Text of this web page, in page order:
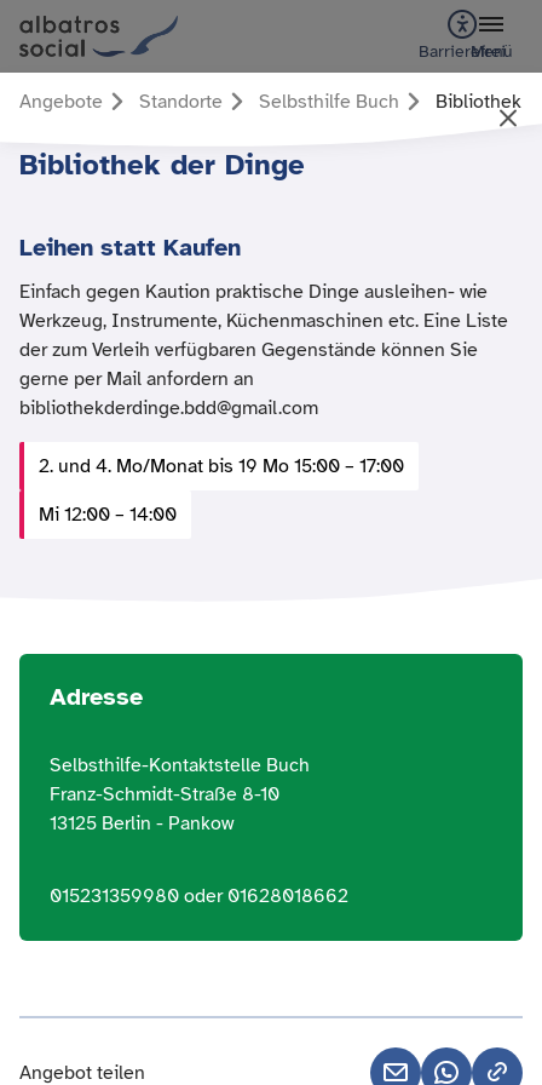
Barrierefrei
Menü
Angebote Standorte Selbsthilfe Buch Bibliothek
Bibliothek der Dinge
Leihen statt Kaufen
Einfach gegen Kaution praktische Dinge ausleihen- wie
Werkzeug, Instrumente, Küchenmaschinen etc. Eine Liste
der zum Verleih verfügbaren Gegenstände können Sie
gerne per Mail anfordern an
bibliothekderdinge.bdd@gmail.com
2. und 4. Mo/Monat bis 19 Mo 15:00 – 17:00
Mi 12:00 – 14:00
Adresse
Selbsthilfe-Kontaktstelle Buch
Franz-Schmidt-Straße 8-10
13125 Berlin - Pankow
015231359980 oder 01628018662
Angebot teilen